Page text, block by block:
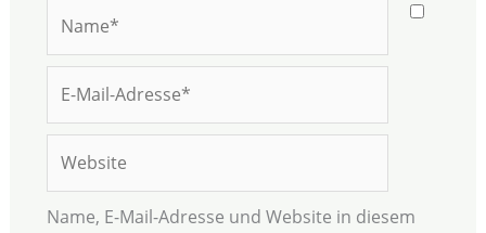
Mail-
Adresse*
Name, E-Mail-Adresse und Website in diesem